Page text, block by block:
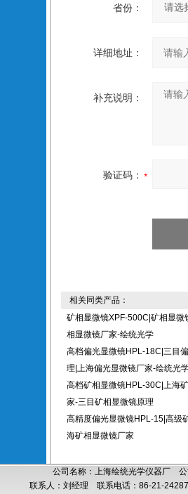
省份：
详细地址：
补充说明：
验证码：
相关同类产品：
矿相显微镜XPF-500C|矿相显微
相显微镜厂家-绘统光学
高档偏光显微镜HPL-18C|三目
理|上海偏光显微镜厂家-绘统光
高档矿相显微镜HPL-30C|上海
家-三目矿相显微镜原理
高精度偏光显微镜HPL-15|高级
海矿相显微镜厂家
公司名称：上海绘统光学仪器厂
联系人：刘经理 联系电话：86-21-